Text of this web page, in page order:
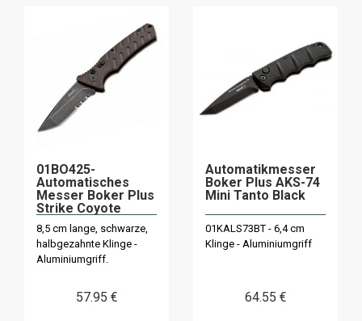
01BO425-
Automatisches
Messer Boker Plus
Strike Coyote
Tanto
8,5 cm lange, schwarze,
halbgezahnte Klinge -
Aluminiumgriff.
57.95 €
Automatikmesser
Boker Plus AKS-74
Mini Tanto Black
01KALS73BT - 6,4 cm
Klinge - Aluminiumgriff
64.55 €